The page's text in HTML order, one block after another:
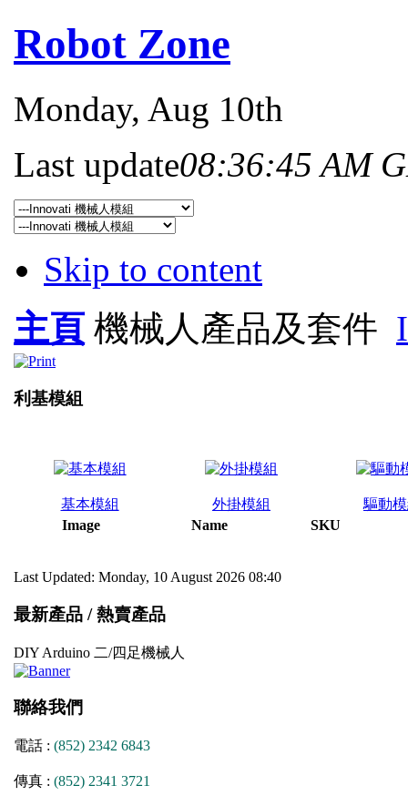
Robot Zone
Monday, Aug 10th
Last update08:36:45 AM
Skip to content
主頁 機械人產品及套件
利基模組
基本模組 外掛模組
驅動
Image
Name SKU
Last Updated: Monday, 10 August 2026 08:40
最新產品 / 熱賣產品
DIY Arduino 二/四足機械人
聯絡我們
電話 : (852) 2342 6843
傳真 : (852) 2341 3721